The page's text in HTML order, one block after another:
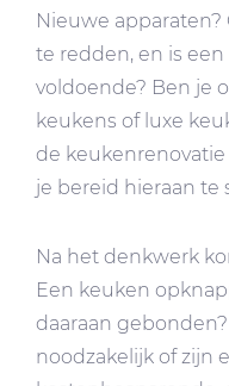
Nieuwe apparaten?
te redden, en is
voldoende? Ben je
keukens of luxe
de
je bereid hieraan te
Na het denkwerk
Een keuken
daaraan
noodzakelijk of zijn